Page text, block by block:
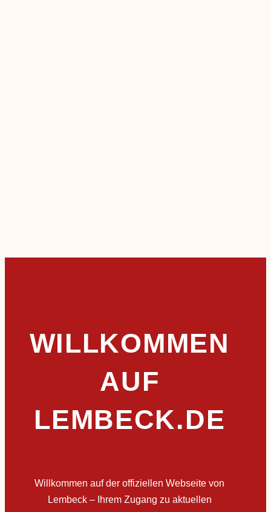
WILLKOMMEN
AUF
LEMBECK.DE
Willkommen auf der offiziellen Webseite von
Lembeck – Ihrem Zugang zu aktuellen